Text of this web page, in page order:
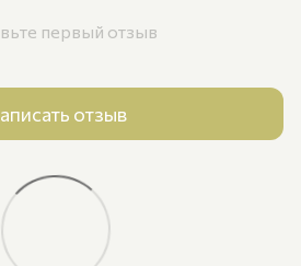
первый отзыв
отзыв